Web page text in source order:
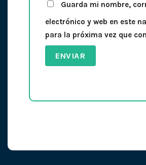
Guarda mi nombre,
electrónico y web en este
para la próxima vez que